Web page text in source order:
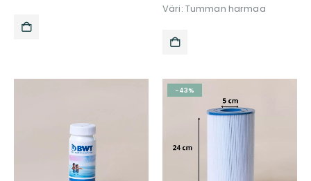
Väri: Tumman harmaa
-43%